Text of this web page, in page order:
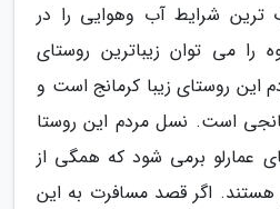
شرایط آب وهوایی را در
را می توان زیباترین روستای
این روستای زیبا کرمانج است و
است. نسل مردم این روستا
عمارلو برمی شود که همگی از
اگر قصد مسافرت به این